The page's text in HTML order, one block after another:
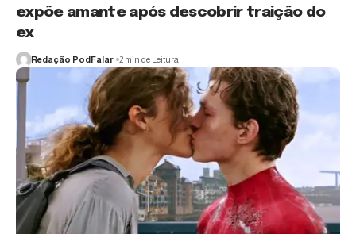
expõe amante após descobrir traição do
ex
Redação PodFalar 2 min de Leitura